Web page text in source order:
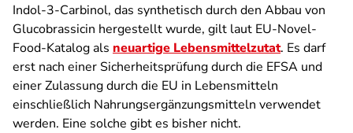
Indol-3-Carbinol, das synthetisch durch den Abbau von
Glucobrassicin hergestellt wurde, gilt laut EU-Novel-
Food-Katalog als neuartige Lebensmittelzutat. Es darf
erst nach einer Sicherheitsprüfung durch die EFSA und
einer Zulassung durch die EU in Lebensmitteln
einschließlich Nahrungsergänzungsmitteln verwendet
werden. Eine solche gibt es bisher nicht.